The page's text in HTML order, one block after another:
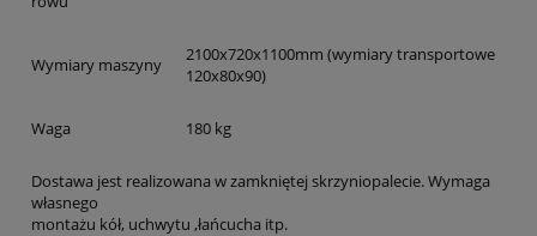
Wymiary maszyny
2100x720x1100mm (wymiary transportowe
120x80x90)
Waga 180 kg
Dostawa jest realizowana w zamkniętej skrzyniopalecie. Wymaga
własnego
montażu kół, uchwytu ,łańcucha itp.